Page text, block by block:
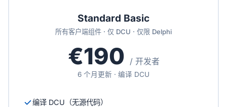
Standard Basic
所有客户端组件 · 仅 DCU · 仅限 Delphi
€190 / 开发者
6 个月更新 · 编译 DCU
编译 DCU（无源代码）